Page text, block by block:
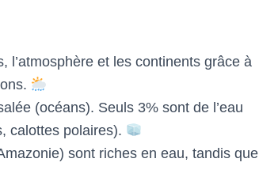
l’atmosphère et les continents grâce à
(océans). Seuls 3% sont de l’eau
calottes polaires).
sont riches en eau, tandis que